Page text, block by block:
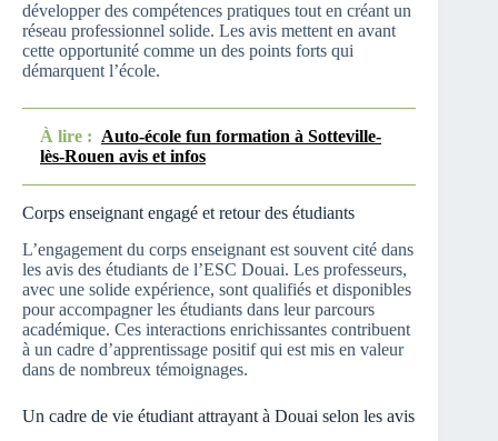
développer des compétences pratiques tout en créant un
réseau professionnel solide. Les avis mettent en avant
cette opportunité comme un des points forts qui
démarquent l’école.
À lire : Auto-école fun formation à Sotteville-
lès-Rouen avis et infos
Corps enseignant engagé et retour des étudiants
L’engagement du corps enseignant est souvent cité dans
les avis des étudiants de l’ESC Douai. Les professeurs,
avec une solide expérience, sont qualifiés et disponibles
pour accompagner les étudiants dans leur parcours
académique. Ces interactions enrichissantes contribuent
à un cadre d’apprentissage positif qui est mis en valeur
dans de nombreux témoignages.
Un cadre de vie étudiant attrayant à Douai selon les avis